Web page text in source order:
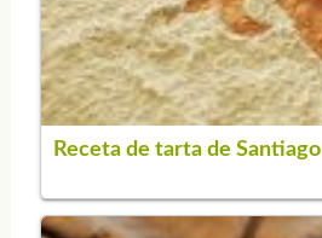
Receta de tarta de Santiago